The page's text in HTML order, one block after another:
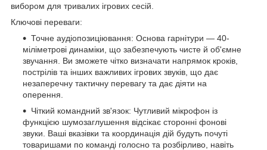
вибором для тривалих ігрових сесій.
Ключові переваги:
Точне аудіопозиціювання: Основа гарнітури — 40-
міліметрові динаміки, що забезпечують чисте й об'ємне
звучання. Ви зможете чітко визначати напрямок кроків,
пострілів та інших важливих ігрових звуків, що дає
незаперечну тактичну перевагу та дає діяти на
оперення.
Чіткий командний зв'язок: Чутливий мікрофон із
функцією шумозаглушення відсікає сторонні фонові
звуки. Ваші вказівки та координація дій будуть почуті
товаришами по команді голосно та розбірливо, навіть